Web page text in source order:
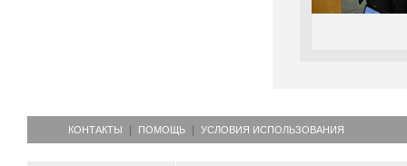
КОНТАКТЫ ПОМОЩЬ УСЛОВИЯ ИСПОЛЬЗОВАНИЯ